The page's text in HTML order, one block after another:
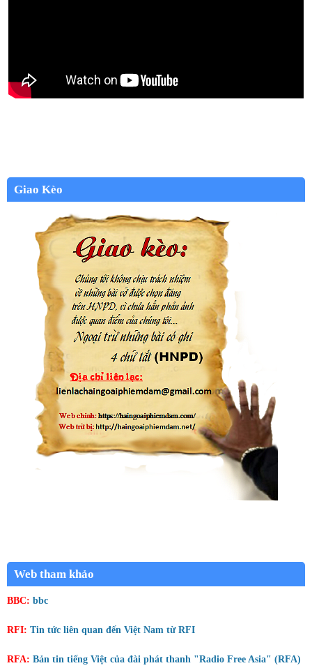
Giao Kèo
Web tham khảo
BBC: bbc
RFI: Tin tức liên quan đến Việt Nam từ RFI
RFA: Bản tin tiếng Việt của đài phát thanh "Radio Free Asia" (RFA)